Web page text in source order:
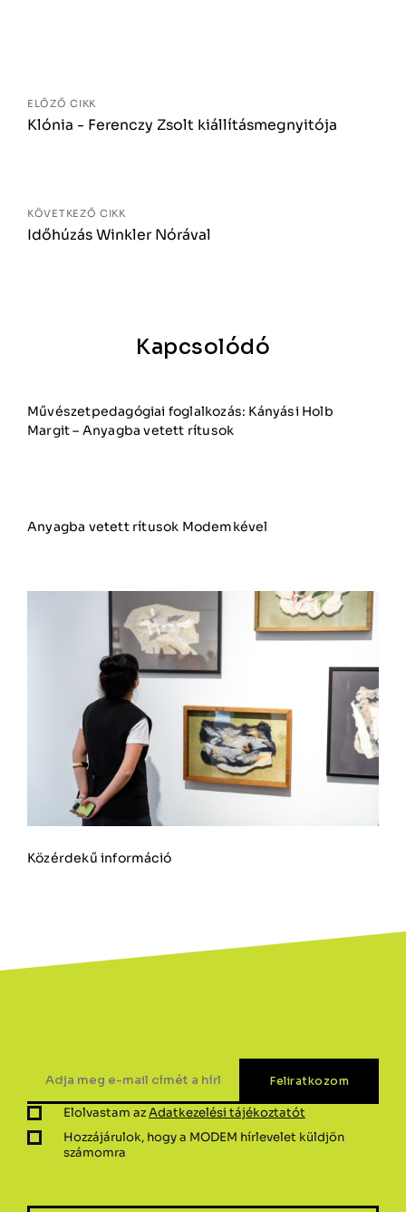
ELŐZŐ CIKK
Klónia - Ferenczy Zsolt kiállításmegnyitója
KÖVETKEZŐ CIKK
Időhúzás Winkler Nórával
Kapcsolódó
Művészetpedagógiai foglalkozás: Kányási Holb
Margit – Anyagba vetett rítusok
Anyagba vetett rítusok Modemkével
Közérdekű információ
Elolvastam azAdatkezelési tájékoztatót
Hozzájárulok, hogy a MODEM hírlevelet küldjön
számomra